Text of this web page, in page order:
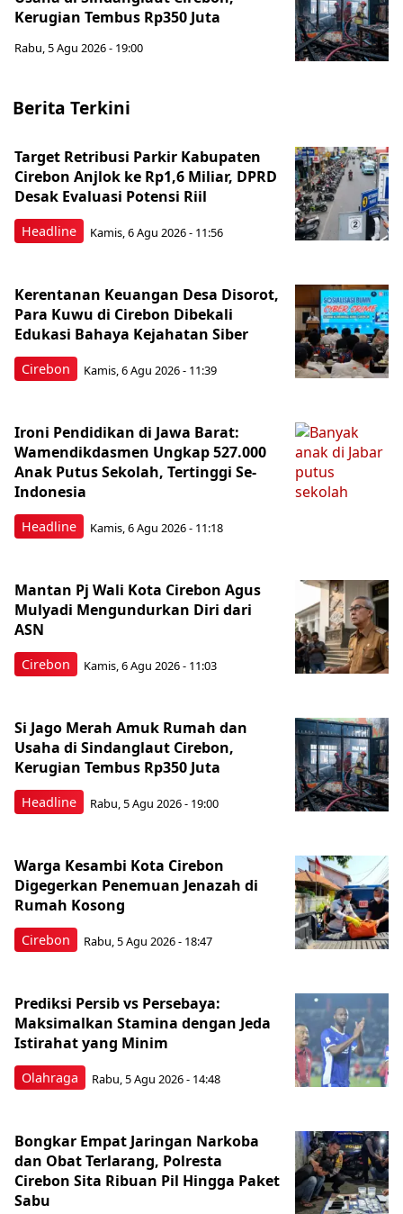
Kerugian Tembus Rp350 Juta
Rabu, 5 Agu 2026 - 19:00
Berita Terkini
Headline
Target Retribusi Parkir Kabupaten
Cirebon Anjlok ke Rp1,6 Miliar, DPRD
Desak Evaluasi Potensi Riil
Kamis, 6 Agu 2026 - 11:56
Cirebon
Kerentanan Keuangan Desa Disorot,
Para Kuwu di Cirebon Dibekali
Edukasi Bahaya Kejahatan Siber
Kamis, 6 Agu 2026 - 11:39
Headline
Ironi Pendidikan di Jawa Barat:
Wamendikdasmen Ungkap 527.000
Anak Putus Sekolah, Tertinggi Se-
Indonesia
Kamis, 6 Agu 2026 - 11:18
Cirebon
Mantan Pj Wali Kota Cirebon Agus
Mulyadi Mengundurkan Diri dari
ASN
Kamis, 6 Agu 2026 - 11:03
Headline
Si Jago Merah Amuk Rumah dan
Usaha di Sindanglaut Cirebon,
Kerugian Tembus Rp350 Juta
Rabu, 5 Agu 2026 - 19:00
Cirebon
Warga Kesambi Kota Cirebon
Digegerkan Penemuan Jenazah di
Rumah Kosong
Rabu, 5 Agu 2026 - 18:47
Olahraga
Prediksi Persib vs Persebaya:
Maksimalkan Stamina dengan Jeda
Istirahat yang Minim
Rabu, 5 Agu 2026 - 14:48
Bongkar Empat Jaringan Narkoba
dan Obat Terlarang, Polresta
Cirebon Sita Ribuan Pil Hingga Paket
Sabu